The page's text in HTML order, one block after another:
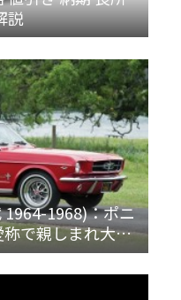
説
1968)：ポニ
で親しまれ大ヒ